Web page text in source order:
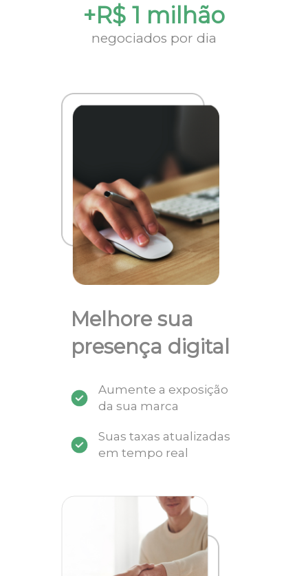
+R$ 1 milhão
negociados por dia
Melhore sua
presença digital
Aumente a exposição
da sua marca
Suas taxas atualizadas
em tempo real